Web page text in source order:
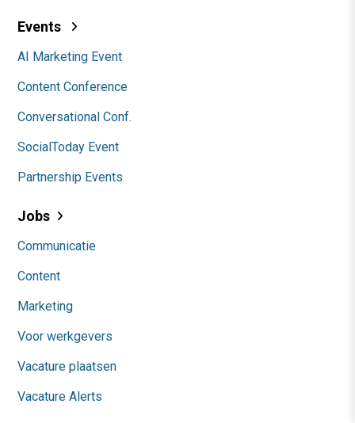
Events
AI Marketing Event
Content Conference
Conversational Conf.
SocialToday Event
Partnership Events
Jobs
Communicatie
Content
Marketing
Voor werkgevers
Vacature plaatsen
Vacature Alerts